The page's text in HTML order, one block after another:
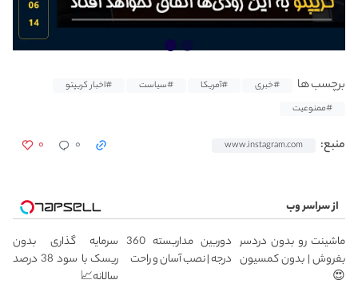
برچسب ها #خبری #آمریکا #سیاست
#اخبار کریپتو
#ممنوعیت
منبع: www.instagram.com ۰ ۰
از سراسر وب
ماشینت رو بدون دردسر
بفروش | بدون کمسیون
😍
دوربین مداربسته 360
درجه | نصب آسان و راحت
سرمایه گذاری بدون
ریسک با سود 38 درصد
سالانه📈